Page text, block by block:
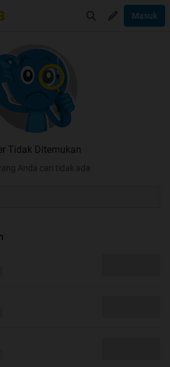
Masuk
Tidak Ditemukan
Anda cari tidak ada